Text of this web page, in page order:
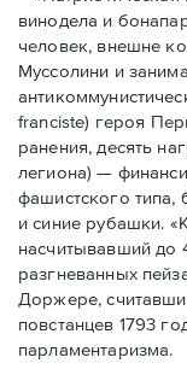
винодела и
человек, внешне
Муссолини и
franciste) героя
ранения, десять
легиона) —
фашистского
и синие рубашки.
насчитывавший до
разгневанных
Доржере,
повстанцев 1793
парламентаризма.